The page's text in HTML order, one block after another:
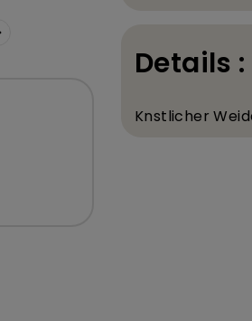
Details :
Knstlicher